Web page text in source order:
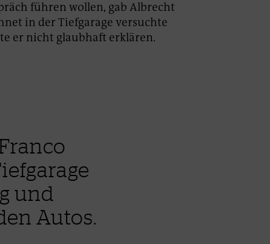
führen wollen, gab Albrecht
in der Tiefgarage versuchte
er nicht glaubhaft erklären.
und
Autos.